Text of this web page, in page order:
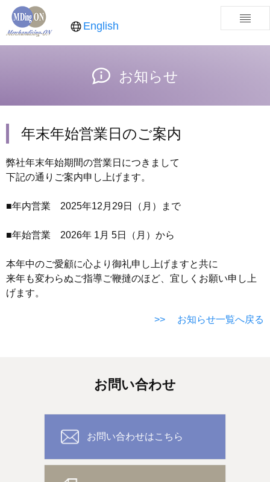
English
お知らせ
年末年始営業日のご案内
弊社年末年始期間の営業日につきまして
下記の通りご案内申し上げます。
■年内営業 2025年12月29日（月）まで
■年始営業 2026年 1月 5日（月）から
本年中のご愛顧に心より御礼申し上げますと共に
来年も変わらぬご指導ご鞭撻のほど、宜しくお願い申し上
げます。
>> お知らせ一覧へ戻る
お問い合わせ
お問い合わせはこちら